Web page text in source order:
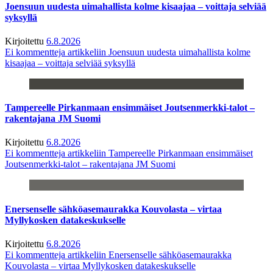
Joensuun uudesta uimahallista kolme kisaajaa – voittaja selviää
syksyllä
Kirjoitettu 6.8.2026
Ei kommentteja artikkeliin Joensuun uudesta uimahallista kolme
kisaajaa – voittaja selviää syksyllä
Tampereelle Pirkanmaan ensimmäiset Joutsenmerkki-talot –
rakentajana JM Suomi
Kirjoitettu 6.8.2026
Ei kommentteja artikkeliin Tampereelle Pirkanmaan ensimmäiset
Joutsenmerkki-talot – rakentajana JM Suomi
Enersenselle sähköasemaurakka Kouvolasta – virtaa
Myllykosken datakeskukselle
Kirjoitettu 6.8.2026
Ei kommentteja artikkeliin Enersenselle sähköasemaurakka
Kouvolasta – virtaa Myllykosken datakeskukselle